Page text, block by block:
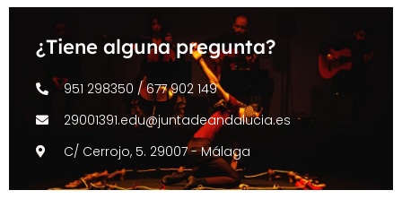
¿Tiene alguna pregunta?
951 298350 / 677 902 149
29001391.edu@juntadeandalucia.es
C/ Cerrojo, 5. 29007 - Málaga